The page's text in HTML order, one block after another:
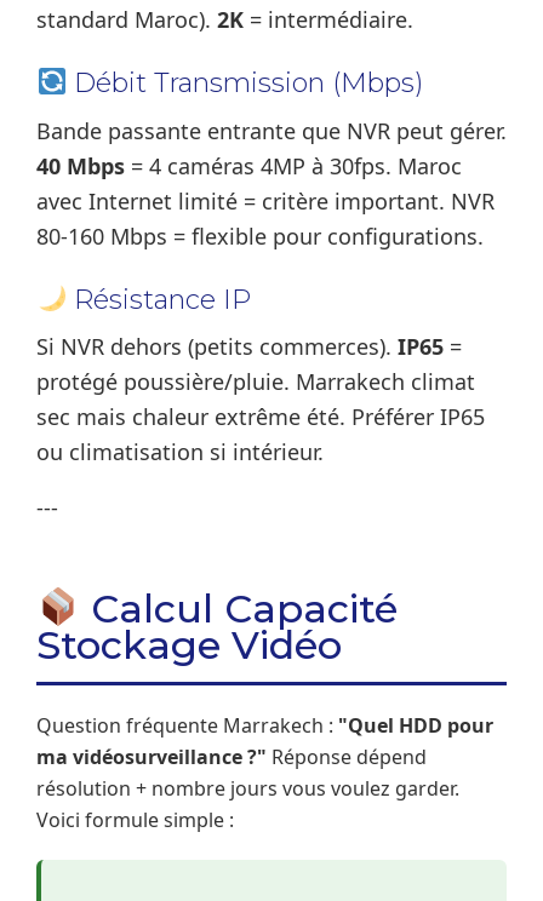
standard Maroc). 2K = intermédiaire.
Débit Transmission (Mbps)
Bande passante entrante que NVR peut gérer.
40 Mbps = 4 caméras 4MP à 30fps. Maroc
avec Internet limité = critère important. NVR
80-160 Mbps = flexible pour configurations.
Résistance IP
Si NVR dehors (petits commerces). IP65 =
protégé poussière/pluie. Marrakech climat
sec mais chaleur extrême été. Préférer IP65
ou climatisation si intérieur.
---
Calcul Capacité
Stockage Vidéo
Question fréquente Marrakech : "Quel HDD pour
ma vidéosurveillance ?" Réponse dépend
résolution + nombre jours vous voulez garder.
Voici formule simple :